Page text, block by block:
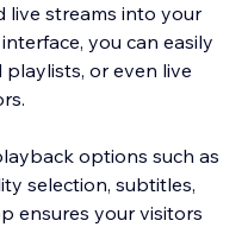
live streams into your
you can easily
or even live
options such as
selection, subtitles,
ensures your visitors